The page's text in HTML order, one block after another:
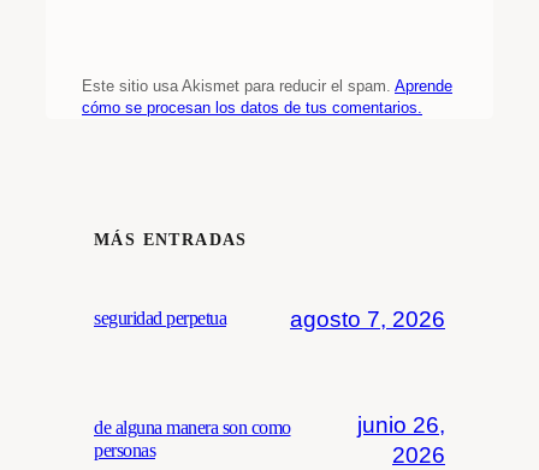
Este sitio usa Akismet para reducir el spam. Aprende
cómo se procesan los datos de tus comentarios.
MÁS ENTRADAS
seguridad perpetua agosto 7, 2026
de alguna manera son como
personas
junio 26,
2026